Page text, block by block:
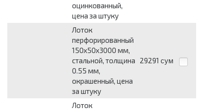
оцинкованный,
цена за штуку
Лоток
перфорированный
150х50х3000 мм,
стальной, толщина
0.55 мм,
окрашенный, цена
за штуку
29291 сум
Лоток